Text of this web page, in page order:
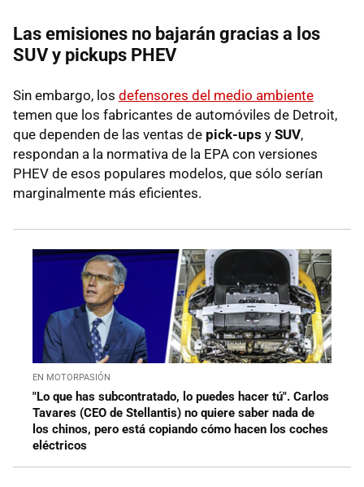
Las emisiones no bajarán gracias a los
SUV y pickups PHEV
Sin embargo, los defensores del medio ambiente
temen que los fabricantes de automóviles de Detroit,
que dependen de las ventas de pick-ups y SUV,
respondan a la normativa de la EPA con versiones
PHEV de esos populares modelos, que sólo serían
marginalmente más eficientes.
EN MOTORPASIÓN
"Lo que has subcontratado, lo puedes hacer tú". Carlos
Tavares (CEO de Stellantis) no quiere saber nada de
los chinos, pero está copiando cómo hacen los coches
eléctricos